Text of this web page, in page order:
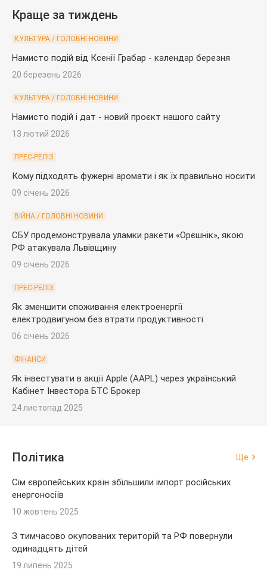
Краще за тиждень
КУЛЬТУРА / ГОЛОВНІ НОВИНИ
Намисто подій від Ксенії Грабар - календар березня
20 березень 2026
КУЛЬТУРА / ГОЛОВНІ НОВИНИ
Намисто подій і дат - новий проєкт нашого сайту
13 лютий 2026
ПРЕС-РЕЛІЗ
Кому підходять фужерні аромати і як їх правильно носити
09 січень 2026
ВІЙНА / ГОЛОВНІ НОВИНИ
СБУ продемонструвала уламки ракети «Орєшнік», якою
РФ атакувала Львівщину
09 січень 2026
ПРЕС-РЕЛІЗ
Як зменшити споживання електроенергії
електродвигуном без втрати продуктивності
06 січень 2026
ФІНАНСИ
Як інвестувати в акції Apple (AAPL) через український
Кабінет Інвестора БТС Брокер
24 листопад 2025
Політика Ще
Сім європейських країн збільшили імпорт російських
енергоносіїв
10 жовтень 2025
З тимчасово окупованих територій та РФ повернули
одинадцять дітей
19 липень 2025